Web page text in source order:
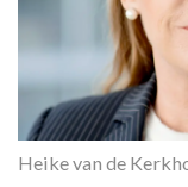
Heike van de